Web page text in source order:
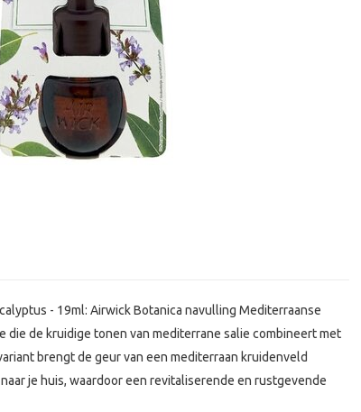
- 19ml: Airwick Botanica navulling Mediterraanse
die de kruidige tonen van mediterrane salie combineert met
brengt de geur van een mediterraan kruidenveld
je huis, waardoor een revitaliserende en rustgevende